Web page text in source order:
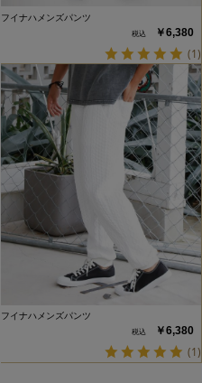
フイナハメンズパンツ
￥6,380
(1)
フイナハメンズパンツ
￥6,380
(1)